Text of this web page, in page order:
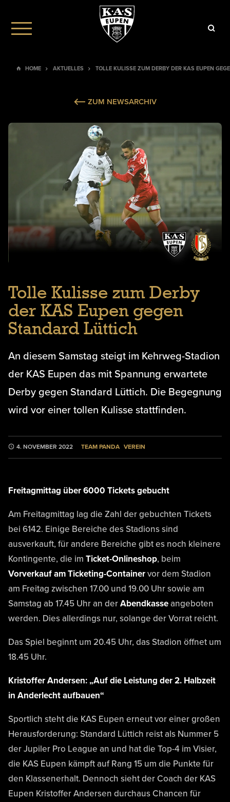
HOME AKTUELLES TOLLE KULISSE ZUM DERBY DER KAS EUPEN
ZUM NEWSARCHIV
Tolle Kulisse zum Derby
der KAS Eupen gegen
Standard Lüttich
An diesem Samstag steigt im Kehrweg-Stadion
der KAS Eupen das mit Spannung erwartete
Derby gegen Standard Lüttich. Die Begegnung
wird vor einer tollen Kulisse stattfinden.
4. NOVEMBER 2022 TEAM PANDA VEREIN
Freitagmittag über 6000 Tickets gebucht
Am Freitagmittag lag die Zahl der gebuchten Tickets
bei 6142. Einige Bereiche des Stadions sind
ausverkauft, für andere Bereiche gibt es noch kleinere
Kontingente, die im Ticket-Onlineshop, beim
Vorverkauf am Ticketing-Containervor dem Stadion
am Freitag zwischen 17.00 und 19.00 Uhr sowie am
Samstag ab 17.45 Uhr an derAbendkasseangeboten
werden. Dies allerdings nur, solange der Vorrat reicht.
Das Spiel beginnt um 20.45 Uhr, das Stadion öffnet um
18.45 Uhr.
Kristoffer Andersen: „Auf die Leistung der 2. Halbzeit
in Anderlecht aufbauen“
Sportlich steht die KAS Eupen erneut vor einer großen
Herausforderung: Standard Lüttich reist als Nummer 5
der Jupiler Pro League an und hat die Top-4 im Visier,
die KAS Eupen kämpft auf Rang 15 um die Punkte für
den Klassenerhalt. Dennoch sieht der Coach der KAS
Eupen Kristoffer Andersen durchaus Chancen für